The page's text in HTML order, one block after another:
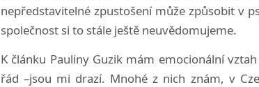
nepředstavitelné zpustošení může způsobit v
společnost si to stále ještě neuvědomujeme.
K článku Pauliny Guzik mám emocionální
řád –jsou mi drazí. Mnohé z nich znám, v